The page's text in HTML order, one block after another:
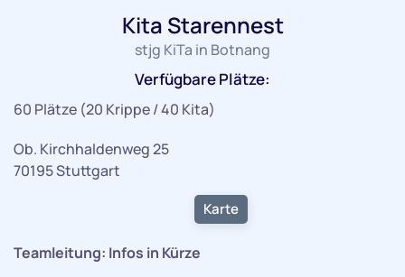
Kita Starennest
stjg KiTa in Botnang
Verfügbare Plätze:
60 Plätze (20 Krippe / 40 Kita)
Ob. Kirchhaldenweg 25
70195 Stuttgart
Karte
Teamleitung: Infos in Kürze